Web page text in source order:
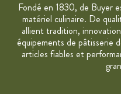
Fondé en 1830, de Buyer
matériel culinaire. De
allient tradition,
équipements de pâtisserie
articles fiables et